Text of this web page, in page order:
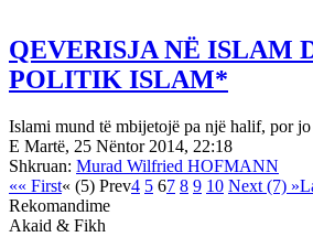
QEVERISJA NË ISLAM
POLITIK ISLAM*
Islami mund të mbijetojë pa një halif, por jo
E Martë, 25 Nëntor 2014, 22:18
Shkruan: Murad Wilfried HOFMANN
«« First« (5) Prev4 5 67 8 9 10 Next (7) »
Rekomandime
Akaid & Fikh